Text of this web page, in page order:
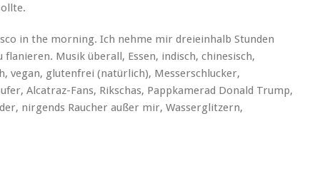
in the morning. Ich nehme mir dreieinhalb Stunden
flanieren. Musik überall, Essen, indisch, chinesisch,
vegan, glutenfrei (natürlich), Messerschlucker,
Alcatraz-Fans, Rikschas, Pappkamerad Donald Trump,
nirgends Raucher außer mir, Wasserglitzern,